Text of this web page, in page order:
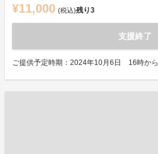
¥11,000 (税込)残り3
支援終了
ご提供予定時期：2024年10月6日 16時から